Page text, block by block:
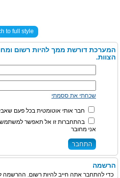
to full style
המערכת דורשת ממך להיות רשום
הצוות.
שכחתי את ססמתי
חבר אותי אוטומטית בכל פעם
בהתחברות זו אל תאפשר
אני מחובר
הרשמה
כדי להתחבר אתה חייב להיות רשום. ההרשמה